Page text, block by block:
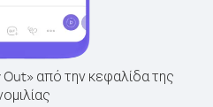
από την κεφαλίδα της